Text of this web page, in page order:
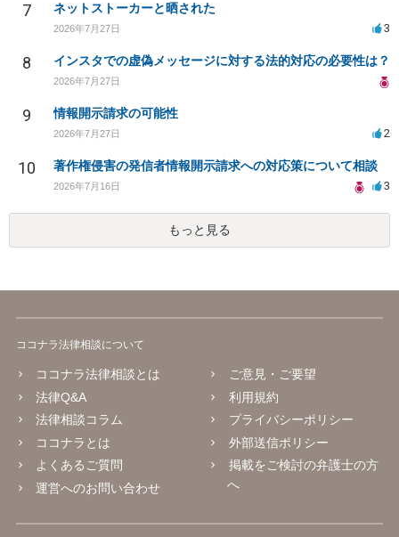
7 ネットストーカーと晒された
2026年7月27日 3
8 インスタでの虚偽メッセージに対する法的対応の必要性は？
2026年7月27日
9 情報開示請求の可能性
2026年7月27日 2
10 著作権侵害の発信者情報開示請求への対応策について相談
2026年7月16日 3
もっと見る
ココナラ法律相談について
ココナラ法律相談とは
法律Q&A
法律相談コラム
ココナラとは
よくあるご質問
運営へのお問い合わせ
ご意見・ご要望
利用規約
プライバシーポリシー
外部送信ポリシー
掲載をご検討の弁護士の方
へ